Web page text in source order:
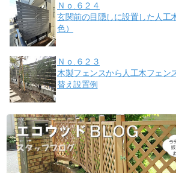
Ｎｏ.６２４
玄関前の目隠しに設置した人工
色）
Ｎｏ.６２３
木製フェンスから人工木フェン
替え設置例